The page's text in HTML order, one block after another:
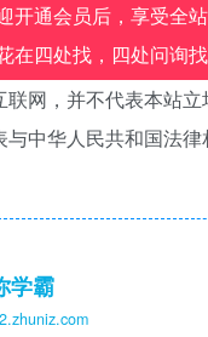
开通会员后，享受全
在四处找，四处问询找
网，并不代表本站
中华人民共和国法律
学霸